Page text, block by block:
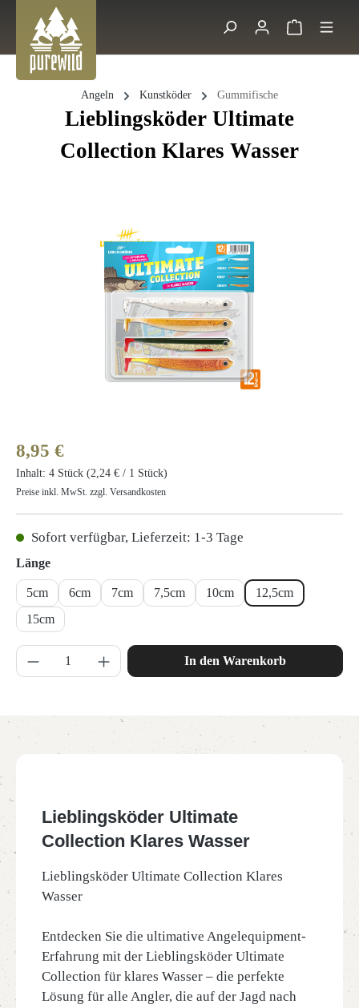
Zum Hauptinhalt springen
Suche
Angeln Kunstköder Gummifische
Lieblingsköder Ultimate
Collection Klares Wasser
Regulärer Preis:
8,95 €
Inhalt: 4 Stück (2,24 € / 1 Stück)
Preise inkl. MwSt. zzgl. Versandkosten
Sofort verfügbar, Lieferzeit: 1-3 Tage
Längeauswählen
5cm 6cm 7cm 7,5cm 10cm
12,5cm
15cm
Produkt Anzahl: Gib den gewünschten Wert
In den Warenkorb
Lieblingsköder Ultimate
Collection Klares Wasser
Lieblingsköder Ultimate Collection Klares
Wasser
Entdecken Sie die ultimative Angelequipment-
Erfahrung mit der Lieblingsköder Ultimate
Collection für klares Wasser – die perfekte
Lösung für alle Angler, die auf der Jagd nach